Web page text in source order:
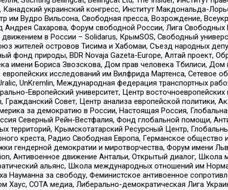
Канадский украинский конгресс, Институт Макдональда-
им Вудро Вильсона, Свободная пресса, Возрождение,
Сахарова, Форум свободной России, Лига
в России – Solidarus, КрымSOS, Свободный
жителей островов Тисима и Хабомаи, Съезд народных
фонд природы, BDR Novaja Gazeta-Europe, Алтай проект,
имени Бориса Звозскова, Дом прав человека Тбилиси,
исследований им Вилфрида Мартенса, Сетевое
UnKremlin, Международная федерация транспортных
Европейский университет, Центр
Гражданский Совет, Центр анализа европейской политики,
за демократию в России, Настоящая Россия,
Северный Рейн-Вестфалия, Фонд глобальной помощи,
территорий, Крымскотатарский Ресурсный Центр,
креста, Радио Свободная Европа, Германское
гендерной демократии и миротворчества, Форум имени
Антивоенное движение Антальи, Открытый диалог,
альянс, Школа международных отношений им
Науманна за свободу, Феминистское антивоенное
Хаус, СОТА медиа, Либерально-демократическая Лига